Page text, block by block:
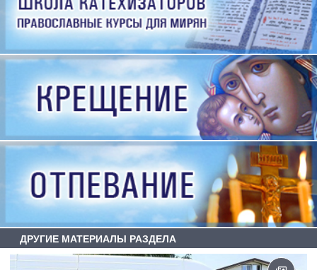
ДРУГИЕ МАТЕРИАЛЫ РАЗДЕЛА